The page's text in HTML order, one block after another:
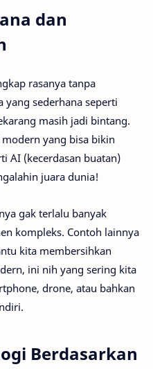
dan
rasanya tanpa
yang sederhana seperti
masih jadi bintang.
yang bisa bikin
AI (kecerdasan buatan)
juara dunia!
gak terlalu banyak
kompleks. Contoh lainnya
kita membersihkan
ini nih yang sering kita
drone, atau bahkan
Berdasarkan